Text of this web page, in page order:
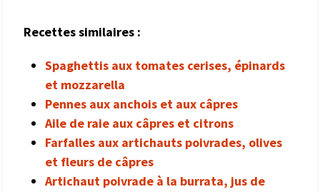
Recettes similaires :
Spaghettis aux tomates cerises, épinards
et mozzarella
Pennes aux anchois et aux câpres
Aile de raie aux câpres et citrons
Farfalles aux artichauts poivrades, olives
et fleurs de câpres
Artichaut poivrade à la burrata, jus de